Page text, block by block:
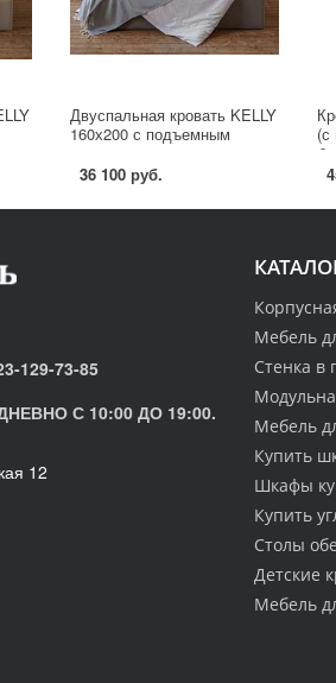
Двуспальная кровать KELLY
160х200 с подъемным
36 100 руб.
Мебель
Стенка в
Мебель
Купить
Шкафы
Купить
Столы
Детские
Мебель
129-73-85
С 10:00 ДО 19:00.
12